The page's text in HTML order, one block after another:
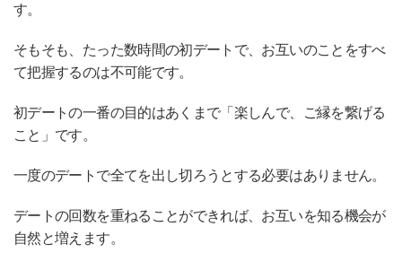
す。
そもそも、たった数時間の初デートで、お互いのことをすべ
て把握するのは不可能です。
初デートの一番の目的はあくまで「楽しんで、ご縁を繋げる
こと」です。
一度のデートで全てを出し切ろうとする必要はありません。
デートの回数を重ねることができれば、お互いを知る機会が
自然と増えます。